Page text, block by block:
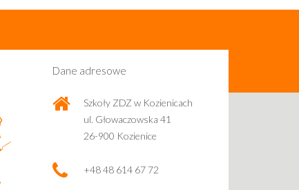
Dane adresowe
Szkoły ZDZ w Kozienicach
ul. Głowaczowska 41
26-900 Kozienice
+48 48 614 67 72